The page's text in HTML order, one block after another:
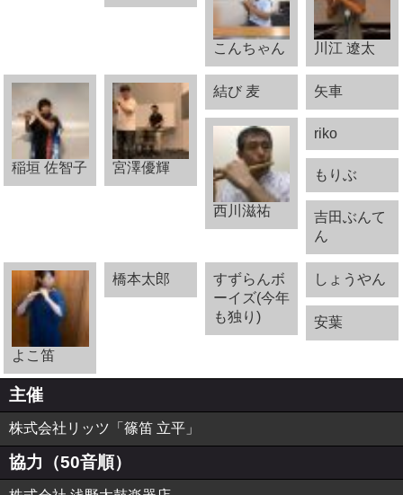
こんちゃん 川江 遼太
稲垣 佐智子 宮澤優輝
結び 麦 矢車
西川滋祐
riko
もりぶ
吉田ぶんて
ん
よこ笛
橋本太郎
すずらんボ
ーイズ(今年
も独り)
しょうやん
安葉
主催
株式会社リッツ「篠笛 立平」
協力（50音順）